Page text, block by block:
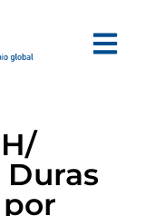
Duras